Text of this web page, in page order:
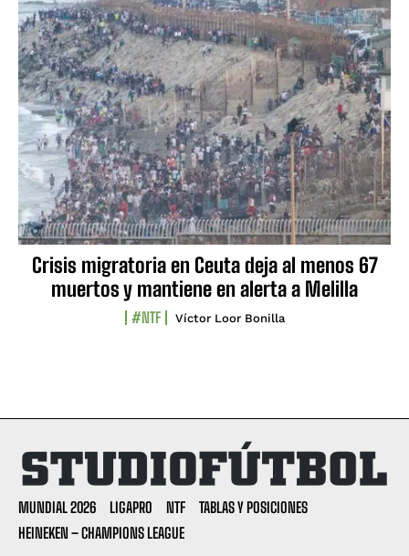
Crisis migratoria en Ceuta deja al menos 67
muertos y mantiene en alerta a Melilla
#NTF Víctor Loor Bonilla
MUNDIAL 2026 LIGAPRO NTF
TABLAS Y POSICIONES
HEINEKEN – CHAMPIONS LEAGUE